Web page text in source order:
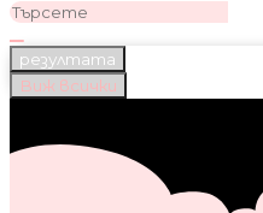
резултата
Виж всички